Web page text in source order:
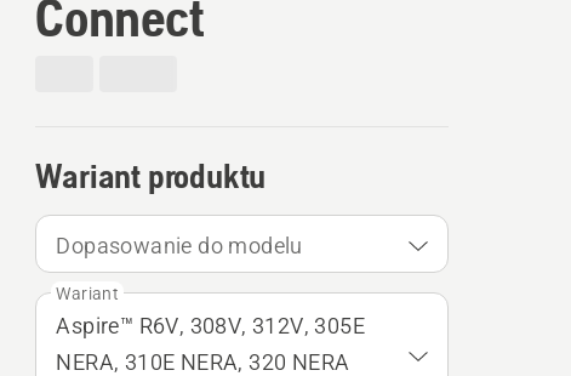
Connect
Wariant produktu
Dopasowanie do modelu
Wariant
Aspire™ R6V, 308V, 312V, 305E
NERA, 310E NERA, 320 NERA